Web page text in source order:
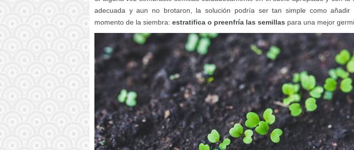
adecuada y aun no brotaron, la solución podría ser tan simple como
momento de la siembra: estratifica o preenfría las semillas para una mejor